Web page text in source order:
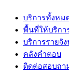
บริการทั้งหม
พื้นที่ให้บริกา
บริการรายจั
คลังคำตอบ
ติดต่อสอบถา